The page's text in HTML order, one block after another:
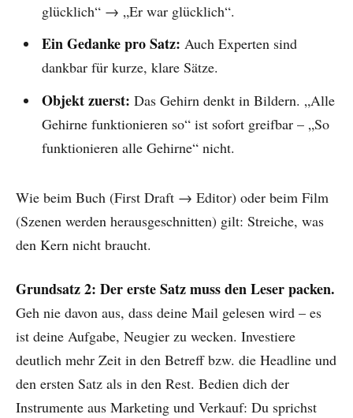
glücklich“ → „Er war glücklich“.
Ein Gedanke pro Satz: Auch Experten sind
dankbar für kurze, klare Sätze.
Objekt zuerst: Das Gehirn denkt in Bildern. „Alle
Gehirne funktionieren so“ ist sofort greifbar – „So
funktionieren alle Gehirne“ nicht.
Wie beim Buch (First Draft → Editor) oder beim Film
(Szenen werden herausgeschnitten) gilt: Streiche, was
den Kern nicht braucht.
Grundsatz 2: Der erste Satz muss den Leser packen.
Geh nie davon aus, dass deine Mail gelesen wird – es
ist deine Aufgabe, Neugier zu wecken. Investiere
deutlich mehr Zeit in den Betreff bzw. die Headline und
den ersten Satz als in den Rest. Bedien dich der
Instrumente aus Marketing und Verkauf: Du sprichst